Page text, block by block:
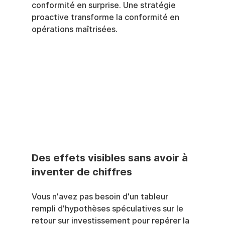
conformité en surprise. Une stratégie
proactive transforme la conformité en
opérations maîtrisées.
Des effets visibles sans avoir à
inventer de chiffres
Vous n'avez pas besoin d'un tableur
rempli d'hypothèses spéculatives sur le
retour sur investissement pour repérer la